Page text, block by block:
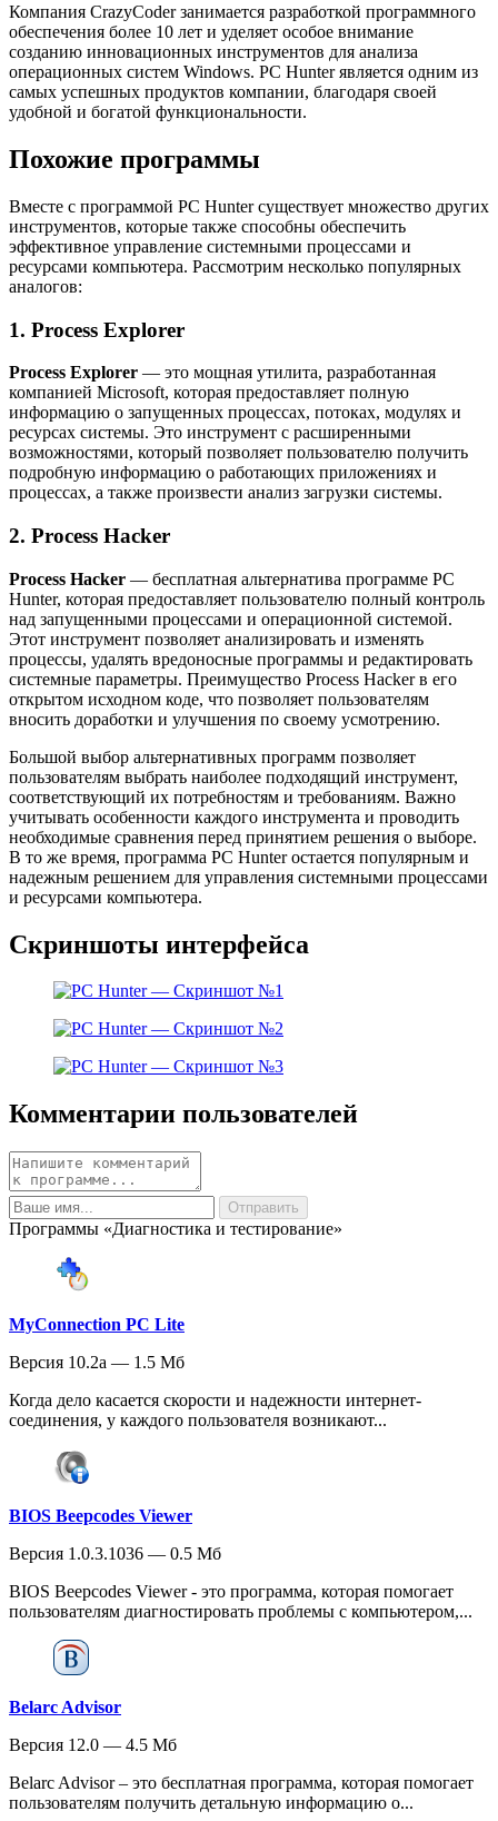
Компания CrazyCoder занимается разработкой программного
обеспечения более 10 лет и уделяет особое внимание
созданию инновационных инструментов для анализа
операционных систем Windows. PC Hunter является одним из
самых успешных продуктов компании, благодаря своей
удобной и богатой функциональности.
Похожие программы
Вместе с программой PC Hunter существует множество других
инструментов, которые также способны обеспечить
эффективное управление системными процессами и
ресурсами компьютера. Рассмотрим несколько популярных
аналогов:
1. Process Explorer
Process Explorer — это мощная утилита, разработанная
компанией Microsoft, которая предоставляет полную
информацию о запущенных процессах, потоках, модулях и
ресурсах системы. Это инструмент с расширенными
возможностями, который позволяет пользователю получить
подробную информацию о работающих приложениях и
процессах, а также произвести анализ загрузки системы.
2. Process Hacker
Process Hacker — бесплатная альтернатива программе PC
Hunter, которая предоставляет пользователю полный контроль
над запущенными процессами и операционной системой.
Этот инструмент позволяет анализировать и изменять
процессы, удалять вредоносные программы и редактировать
системные параметры. Преимущество Process Hacker в его
открытом исходном коде, что позволяет пользователям
вносить доработки и улучшения по своему усмотрению.
Большой выбор альтернативных программ позволяет
пользователям выбрать наиболее подходящий инструмент,
соответствующий их потребностям и требованиям. Важно
учитывать особенности каждого инструмента и проводить
необходимые сравнения перед принятием решения о выборе.
В то же время, программа PC Hunter остается популярным и
надежным решением для управления системными процессами
и ресурсами компьютера.
Скриншоты интерфейса
Комментарии пользователей
Программы «Диагностика и тестирование»
MyConnection PC Lite
Версия 10.2a — 1.5 Мб
Когда дело касается скорости и надежности интернет-
соединения, у каждого пользователя возникают...
BIOS Beepcodes Viewer
Версия 1.0.3.1036 — 0.5 Мб
BIOS Beepcodes Viewer - это программа, которая помогает
пользователям диагностировать проблемы с компьютером,...
Belarc Advisor
Версия 12.0 — 4.5 Мб
Belarc Advisor – это бесплатная программа, которая помогает
пользователям получить детальную информацию о...